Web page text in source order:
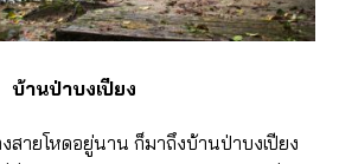
บ้านป่าบงเปียง
สายโหดอยู่นาน ก็มาถึงบ้านป่าบงเปียง